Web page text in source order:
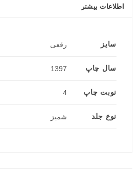
اطلاعات بیشتر
سایز رقعی
سال چاپ 1397
نوبت چاپ 4
نوع جلد شمیز